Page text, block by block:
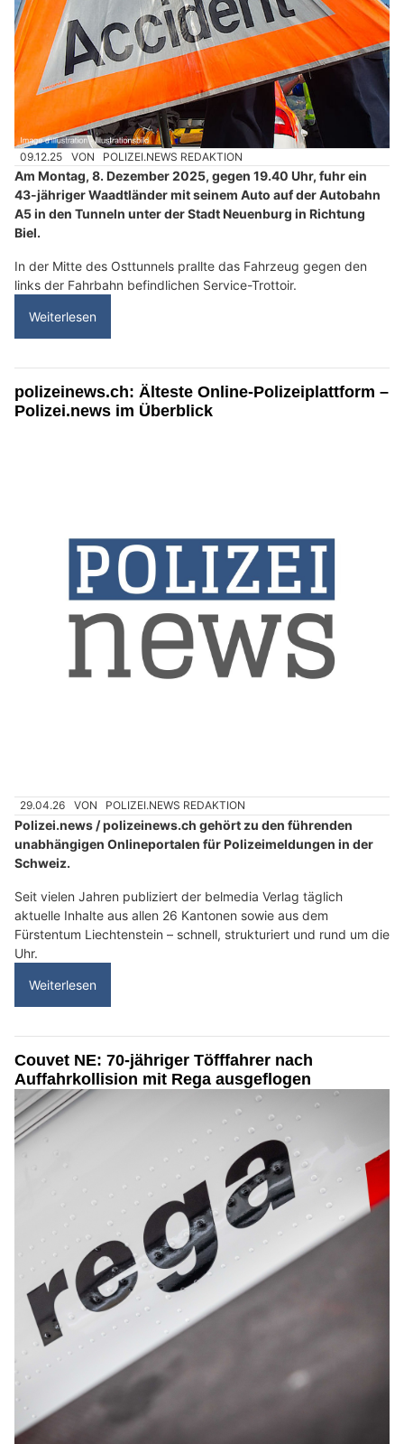
09.12.25 VON POLIZEI.NEWS REDAKTION
Am Montag, 8. Dezember 2025, gegen 19.40 Uhr, fuhr ein
43-jähriger Waadtländer mit seinem Auto auf der Autobahn
A5 in den Tunneln unter der Stadt Neuenburg in Richtung
Biel.
In der Mitte des Osttunnels prallte das Fahrzeug gegen den
links der Fahrbahn befindlichen Service-Trottoir.
Weiterlesen
polizeinews.ch: Älteste Online-Polizeiplattform –
Polizei.news im Überblick
29.04.26 VON POLIZEI.NEWS REDAKTION
Polizei.news / polizeinews.ch gehört zu den führenden
unabhängigen Onlineportalen für Polizeimeldungen in der
Schweiz.
Seit vielen Jahren publiziert der belmedia Verlag täglich
aktuelle Inhalte aus allen 26 Kantonen sowie aus dem
Fürstentum Liechtenstein – schnell, strukturiert und rund um die
Uhr.
Weiterlesen
Couvet NE: 70-jähriger Töfffahrer nach
Auffahrkollision mit Rega ausgeflogen